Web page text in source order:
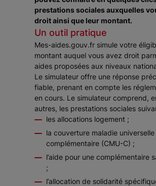
prestations sociales auxquelles
droit ainsi que leur montant.
Un outil pratique
Mes-aides.gouv.fr simule votre
montant auquel vous avez droit
aides proposées aux niveaux
Le simulateur offre une réponse
fiable, prenant en compte les
en cours. Le simulateur comprend,
autres, les prestations sociales
les allocations logement ;
la couverture maladie universelle
complémentaire (CMU-C) ;
l’aide pour une complémentaire
;
l’allocation de solidarité